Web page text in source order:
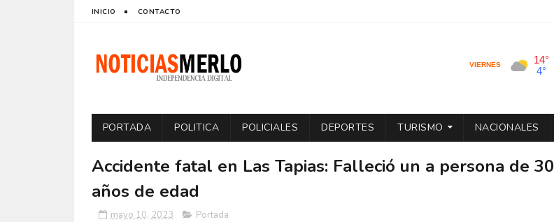
INICIO CONTACTO
PORTADA POLITICA POLICIALES DEPORTES TURISMO NACIONALES
Accidente fatal en Las Tapias: Falleció un a persona de 30
años de edad
mayo 10, 2023 Portada